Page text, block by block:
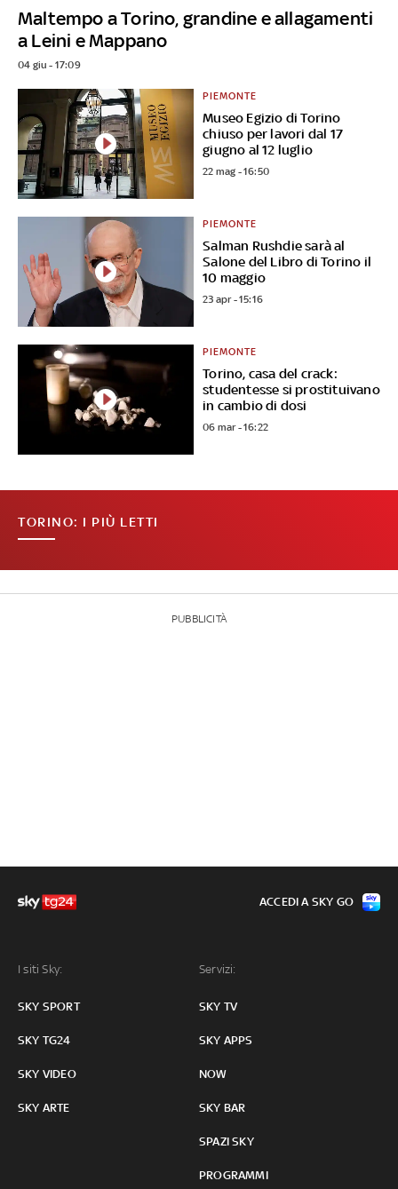
Maltempo a Torino, grandine e allagamenti
a Leini e Mappano
04 giu - 17:09
Museo Egizio di Torino
chiuso per lavori dal 17
giugno al 12 luglio
PIEMONTE
22 mag - 16:50
Salman Rushdie sarà al
Salone del Libro di Torino il
10 maggio
PIEMONTE
23 apr - 15:16
Torino, casa del crack:
studentesse si prostituivano
in cambio di dosi
PIEMONTE
06 mar - 16:22
TORINO: I PIÙ LETTI
PUBBLICITÀ
I siti Sky:
SKY SPORT
SKY TG24
SKY VIDEO
SKY ARTE
Servizi:
SKY TV
SKY APPS
NOW
SKY BAR
SPAZI SKY
PROGRAMMI
ACCEDI A SKY GO